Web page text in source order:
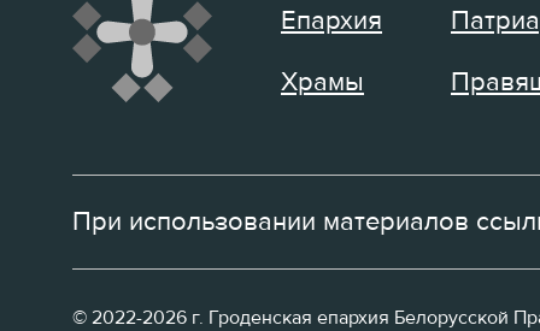
Епархия
Храмы
При использовании материалов
© 2022-2026 г. Гроденская епархия Белорусской